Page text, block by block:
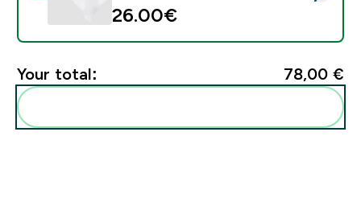
26.00€‎
Your total: 78,00 €‎